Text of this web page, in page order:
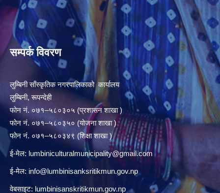
सम्पर्क विवरण
लुम्बिनी साँस्कृतिक नगरपालिकाको कार्यालय
लुम्बिनी, रूपन्देही
फोन नं. ०७१–५८०३०५ (प्रशासन शाखा )
फोन नं. ०७१–५८०३५० (योजना शाखा )
फोन नं. ०७१–५८०३४९ (शिक्षा शाखा )
ई-मेल: lumbiniculturalmunicipality@gmail.com
ई-मेल: info@lumbinisanksritikmun.gov.np
वेबसाइट: lumbinisanskritikmun.gov.np